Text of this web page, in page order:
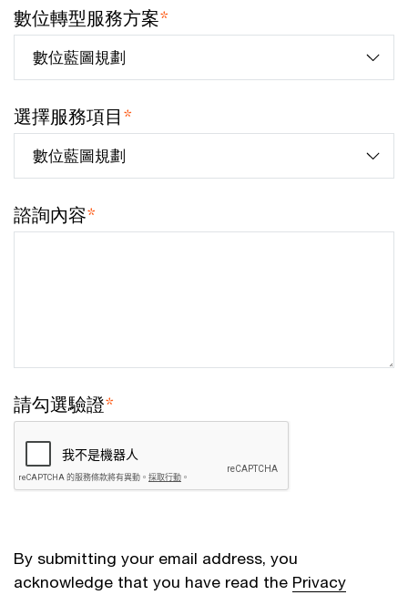
數位轉型服務方案*
選擇服務項目*
諮詢內容*
請勾選驗證*
By submitting your email address, you
acknowledge that you have read the Privacy